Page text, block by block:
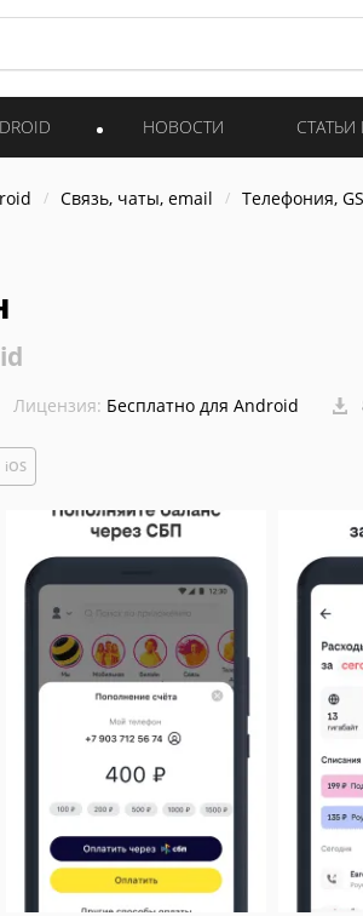
НОВОСТИ
Связь, чаты, email Телефония,
Лицензия: Бесплатно для Android
iOS